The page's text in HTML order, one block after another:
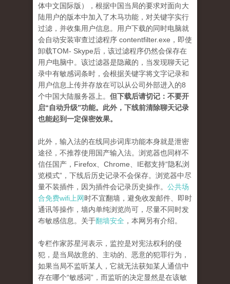
体中文国际版），根据中国当局的要求对面向大
陆用户的版本中加入了木马功能，对关键字实行
过滤，并收集用户信息。用户下载的同时电脑就
会自动安装审查过滤程序 contentfilter.exe，即使
卸载TOM- Skype后，该过滤程序仍然会保存在
用户电脑中。该过滤器是隐藏的，当发现聊天记
录中有敏感词条时，会根据关键字将文字记录和
用户信息上传并存放在可以从公司外部进入的8
个中国大陆服务器上。 但下载后请切记：不要开
启“自动升级”功能。此外，下线前清除聊天记录
也能起到一定保密效果。
此外，输入法的在线同步词库功能本身就是泄密
途径，不推荐使用国产输入法。浏览器也同样不
信任国产，Firefox、Chrome、IE都支持“隐私浏
览模式”，下线后历史记录不会保存。浏览器中尽
量不装插件，因为插件会记录历史操作。 公共场
合免费wifi上网时不宜翻墙，避免收发邮件、即时
通讯等操作，墙内单纯浏览尚可，尽量不同时发
布敏感信息。关于翻墙安全 ，本网另有介绍。
专栏作家苏星河表示，监控是对宪法权利的侵
犯，是当局故意的、主动的、恶意的犯罪行为，
如果当局不监听某人，它就无法获知某人通信中
存在哪个“敏感词”，而监听的决定显然是在该敏